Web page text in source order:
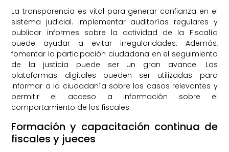
La transparencia es vital para generar confianza en el
sistema judicial. Implementar auditorías regulares y
publicar informes sobre la actividad de la Fiscalía
puede ayudar a evitar irregularidades. Además,
fomentar la participación ciudadana en el seguimiento
de la justicia puede ser un gran avance. Las
plataformas digitales pueden ser utilizadas para
informar a la ciudadanía sobre los casos relevantes y
permitir el acceso a información sobre el
comportamiento de los fiscales.
Formación y capacitación continua de
fiscales y jueces